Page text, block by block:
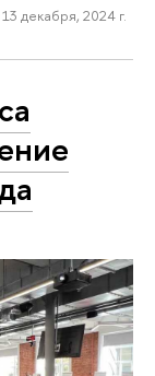
13 декабря, 2024 г.